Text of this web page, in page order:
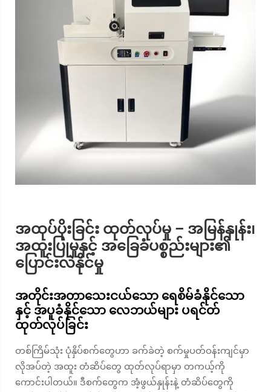
အထုပ်ပိုးခြင်း ထုတ်လုပ်မှု – အမြန်နှုန်း၊
အထူးပြုမှုနှင့် အခြေခံပစ္စည်းများ၏
ပြောင်းလဲနိုင်မှု
အတိုင်းအတာသေးငယ်သော ရေစိမ်ခံနိုင်သော
နှင့် အပူခံနိုင်သော လေဘယ်များ ပရင်တ်
ထုတ်လုပ်ခြင်း
တစ်ကြိမ်သုံး ပုံနှိပ်စက်တွေဟာ ခက်ခဲတဲ့ စက်မှုပတ်ဝန်းကျင်မှာ
လိုအပ်တဲ့ အထူး တံဆိပ်တွေ ထုတ်လုပ်ရာမှာ တကယ့်ကို
ကောင်းပါတယ်။ ဒီစက်တွေက အံ့ဖွယ်နှုန်းနဲ့ တံဆိပ်တွေကို